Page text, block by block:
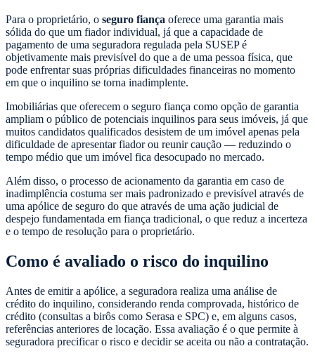
Para o proprietário, o seguro fiança oferece uma garantia mais
sólida do que um fiador individual, já que a capacidade de
pagamento de uma seguradora regulada pela SUSEP é
objetivamente mais previsível do que a de uma pessoa física, que
pode enfrentar suas próprias dificuldades financeiras no momento
em que o inquilino se torna inadimplente.
Imobiliárias que oferecem o seguro fiança como opção de garantia
ampliam o público de potenciais inquilinos para seus imóveis, já que
muitos candidatos qualificados desistem de um imóvel apenas pela
dificuldade de apresentar fiador ou reunir caução — reduzindo o
tempo médio que um imóvel fica desocupado no mercado.
Além disso, o processo de acionamento da garantia em caso de
inadimplência costuma ser mais padronizado e previsível através de
uma apólice de seguro do que através de uma ação judicial de
despejo fundamentada em fiança tradicional, o que reduz a incerteza
e o tempo de resolução para o proprietário.
Como é avaliado o risco do inquilino
Antes de emitir a apólice, a seguradora realiza uma análise de
crédito do inquilino, considerando renda comprovada, histórico de
crédito (consultas a birôs como Serasa e SPC) e, em alguns casos,
referências anteriores de locação. Essa avaliação é o que permite à
seguradora precificar o risco e decidir se aceita ou não a contratação.